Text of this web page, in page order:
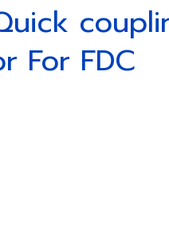
For FDC